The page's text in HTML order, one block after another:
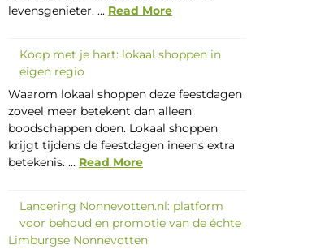
levensgenieter. ... Read More
Koop met je hart: lokaal shoppen in
eigen regio
Waarom lokaal shoppen deze feestdagen
zoveel meer betekent dan alleen
boodschappen doen. Lokaal shoppen
krijgt tijdens de feestdagen ineens extra
betekenis. ... Read More
Lancering Nonnevotten.nl: platform
voor behoud en promotie van de échte
Limburgse Nonnevotten